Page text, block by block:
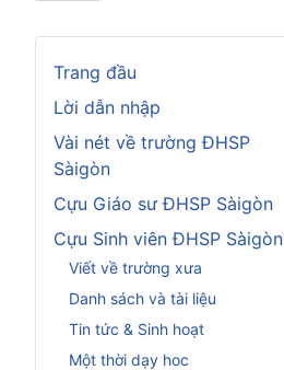
Trang đầu
Lời dẫn nhập
Vài nét về trường ĐHSP
Sàigòn
Cựu Giáo sư ĐHSP Sàigòn
Cựu Sinh viên ĐHSP Sàigòn
Viết về trường xưa
Danh sách và tài liệu
Tin tức & Sinh hoạt
Một thời dạy hoc